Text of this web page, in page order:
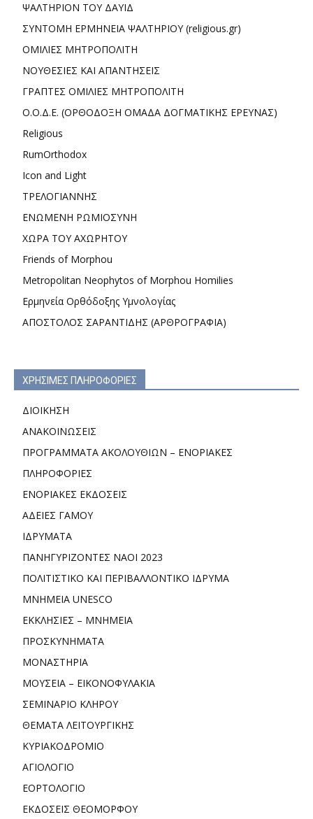
ΨΑΛΤΗΡΙΟΝ ΤΟΥ ΔΑΥΙΔ
ΣΥΝΤΟΜΗ ΕΡΜΗΝΕΙΑ ΨΑΛΤΗΡΙΟΥ (religious.gr)
ΟΜΙΛΙΕΣ ΜΗΤΡΟΠΟΛΙΤΗ
ΝΟΥΘΕΣΙΕΣ ΚΑΙ ΑΠΑΝΤΗΣΕΙΣ
ΓΡΑΠΤΕΣ ΟΜΙΛΙΕΣ ΜΗΤΡΟΠΟΛΙΤΗ
Ο.Ο.Δ.Ε. (ΟΡΘΟΔΟΞΗ ΟΜΑΔΑ ΔΟΓΜΑΤΙΚΗΣ ΕΡΕΥΝΑΣ)
Religious
RumOrthodox
Icon and Light
ΤΡΕΛΟΓΙΑΝΝΗΣ
ΕΝΩΜΕΝΗ ΡΩΜΙΟΣΥΝΗ
ΧΩΡΑ ΤΟΥ ΑΧΩΡΗΤΟΥ
Friends of Morphou
Metropolitan Neophytos of Morphou Homilies
Ερμηνεία Ορθόδοξης Υμνολογίας
ΑΠΟΣΤΟΛΟΣ ΣΑΡΑΝΤΙΔΗΣ (ΑΡΘΡΟΓΡΑΦΙΑ)
ΧΡΗΣΙΜΕΣ ΠΛΗΡΟΦΟΡΙΕΣ
ΔΙΟΙΚΗΣΗ
ΑΝΑΚΟΙΝΩΣΕΙΣ
ΠΡΟΓΡΑΜΜΑΤΑ ΑΚΟΛΟΥΘΙΩΝ – ΕΝΟΡΙΑΚΕΣ
ΠΛΗΡΟΦΟΡΙΕΣ
ΕΝΟΡΙΑΚΕΣ ΕΚΔΟΣΕΙΣ
ΑΔΕΙΕΣ ΓΑΜΟΥ
ΙΔΡΥΜΑΤΑ
ΠΑΝΗΓΥΡΙΖΟΝΤΕΣ ΝΑΟΙ 2023
ΠΟΛΙΤΙΣΤΙΚΟ ΚΑΙ ΠΕΡΙΒΑΛΛΟΝΤΙΚΟ ΙΔΡΥΜΑ
ΜΝΗΜΕΙΑ UNESCO
ΕΚΚΛΗΣΙΕΣ – ΜΝΗΜΕΙΑ
ΠΡΟΣΚΥΝΗΜΑΤΑ
ΜΟΝΑΣΤΗΡΙΑ
ΜΟΥΣΕΙΑ – ΕΙΚΟΝΟΦΥΛΑΚΙΑ
ΣΕΜΙΝΑΡΙΟ ΚΛΗΡΟΥ
ΘΕΜΑΤΑ ΛΕΙΤΟΥΡΓΙΚΗΣ
ΚΥΡΙΑΚΟΔΡΟΜΙΟ
ΑΓΙΟΛΟΓΙΟ
ΕΟΡΤΟΛΟΓΙΟ
ΕΚΔΟΣΕΙΣ ΘΕΟΜΟΡΦΟΥ